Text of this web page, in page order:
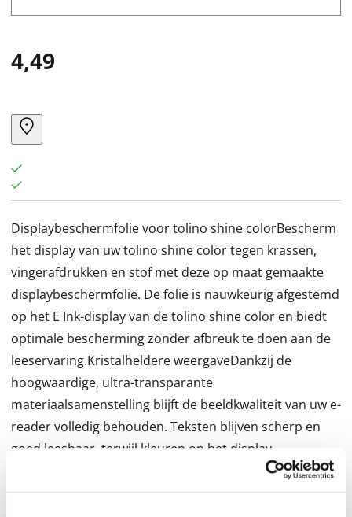
4,49
Displaybeschermfolie voor tolino shine colorBescherm
het display van uw tolino shine color tegen krassen,
vingerafdrukken en stof met deze op maat gemaakte
displaybeschermfolie. De folie is nauwkeurig afgestemd
op het E Ink-display van de tolino shine color en biedt
optimale bescherming zonder afbreuk te doen aan de
leeservaring.Kristalheldere weergaveDankzij de
hoogwaardige, ultra-transparante
materiaalsamenstelling blijft de beeldkwaliteit van uw e-
reader volledig behouden. Teksten blijven scherp en
goed leesbaar, terwijl kleuren op het display
natuurgetrouw worden weergegeven.Optimale
beschermingDe beschermfolie beschermt het display